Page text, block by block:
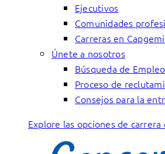
Ejecutivos
Comunidades
Carreras en
Únete a nosotros
Búsqueda de Empleo
Proceso de
Consejos para la
Explore las opciones de carrera